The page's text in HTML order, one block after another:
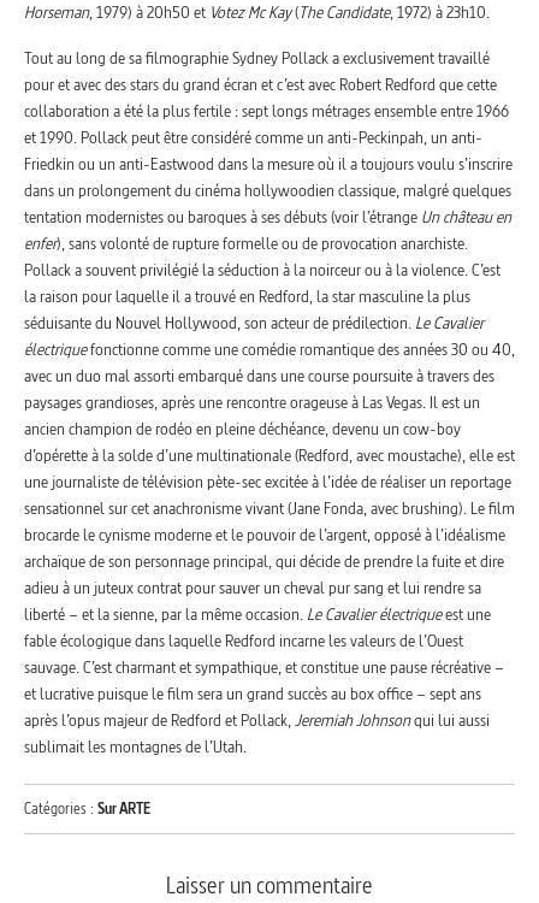
Horseman, 1979) à 20h50 et Votez Mc Kay(The Candidate, 1972) à 23h10.
Tout au long de sa filmographie Sydney Pollack a exclusivement travaillé
pour et avec des stars du grand écran et c’est avec Robert Redford que cette
collaboration a été la plus fertile : sept longs métrages ensemble entre 1966
et 1990. Pollack peut être considéré comme un anti-Peckinpah, un anti-
Friedkin ou un anti-Eastwood dans la mesure où il a toujours voulu s’inscrire
dans un prolongement du cinéma hollywoodien classique, malgré quelques
tentation modernistes ou baroques à ses débuts (voir l’étrange Un château en
enfer), sans volonté de rupture formelle ou de provocation anarchiste.
Pollack a souvent privilégié la séduction à la noirceur ou à la violence. C’est
la raison pour laquelle il a trouvé en Redford, la star masculine la plus
séduisante du Nouvel Hollywood, son acteur de prédilection. Le Cavalier
électriquefonctionne comme une comédie romantique des années 30 ou 40,
avec un duo mal assorti embarqué dans une course poursuite à travers des
paysages grandioses, après une rencontre orageuse à Las Vegas. Il est un
ancien champion de rodéo en pleine déchéance, devenu un cow-boy
d’opérette à la solde d’une multinationale (Redford, avec moustache), elle est
une journaliste de télévision pète-sec excitée à l’idée de réaliser un reportage
sensationnel sur cet anachronisme vivant (Jane Fonda, avec brushing). Le film
brocarde le cynisme moderne et le pouvoir de l’argent, opposé à l’idéalisme
archaïque de son personnage principal, qui décide de prendre la fuite et dire
adieu à un juteux contrat pour sauver un cheval pur sang et lui rendre sa
liberté – et la sienne, par la même occasion. Le Cavalier électriqueest une
fable écologique dans laquelle Redford incarne les valeurs de l’Ouest
sauvage. C’est charmant et sympathique, et constitue une pause récréative –
et lucrative puisque le film sera un grand succès au box office – sept ans
après l’opus majeur de Redford et Pollack,Jeremiah Johnsonqui lui aussi
sublimait les montagnes de l’Utah.
Catégories : Sur ARTE
Laisser un commentaire